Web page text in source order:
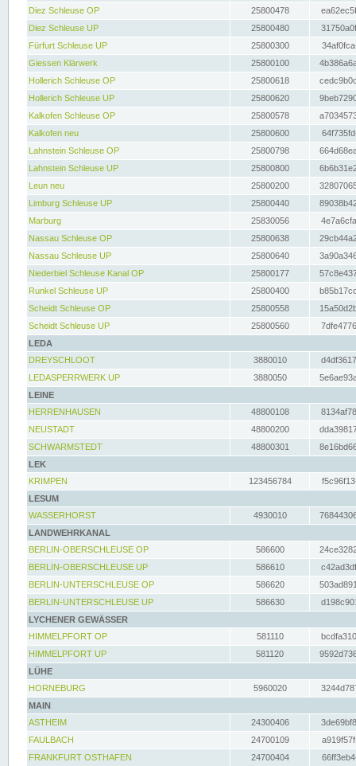
Diez Schleuse OP
25800478
Diez Schleuse UP
25800480
Fürfurt Schleuse UP
25800300
Giessen Klärwerk
25800100
Hollerich Schleuse OP
25800618
Hollerich Schleuse UP
25800620
Kalkofen Schleuse OP
25800578
Kalkofen neu
25800600
Lahnstein Schleuse OP
25800798
Lahnstein Schleuse UP
25800800
Leun neu
25800200
Limburg Schleuse UP
25800440
Marburg
25830056
Nassau Schleuse OP
25800638
Nassau Schleuse UP
25800640
Niederbiel Schleuse Kanal OP
25800177
Runkel Schleuse UP
25800400
Scheidt Schleuse OP
25800558
Scheidt Schleuse UP
25800560
LEDA
DREYSCHLOOT
3880010
LEDASPERRWERK UP
3880050
LEINE
HERRENHAUSEN
48800108
NEUSTADT
48800200
SCHWARMSTEDT
48800301
LEK
KRIMPEN
123456784
LESUM
WASSERHORST
4930010
LANDWEHRKANAL
BERLIN-OBERSCHLEUSE OP
586600
BERLIN-OBERSCHLEUSE UP
586610
BERLIN-UNTERSCHLEUSE OP
586620
BERLIN-UNTERSCHLEUSE UP
586630
LYCHENER GEWÄSSER
HIMMELPFORT OP
581110
HIMMELPFORT UP
581120
LÜHE
HORNEBURG
5960020
MAIN
ASTHEIM
24300406
FAULBACH
24700109
FRANKFURT OSTHAFEN
24700404